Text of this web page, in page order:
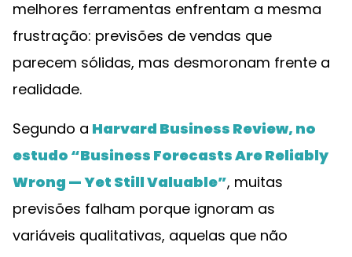
melhores ferramentas enfrentam a mesma
frustração: previsões de vendas que
parecem sólidas, mas desmoronam frente a
realidade.
Segundo a Harvard Business Review, no
estudo “Business Forecasts Are Reliably
Wrong — Yet Still Valuable”, muitas
previsões falham porque ignoram as
variáveis qualitativas, aquelas que não